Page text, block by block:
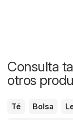
Consulta
otros
Té Bolsa